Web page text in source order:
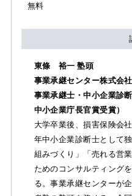
無料
東條 裕一 塾頭
事業承継センター株式会
事業承継士・中小企業診
中小企業庁長官賞受賞）
大学卒業後、損害保険会
年中小企業診断士として
組みづくり」「売れる営
ためのコンサルティング
る。事業承継センターが